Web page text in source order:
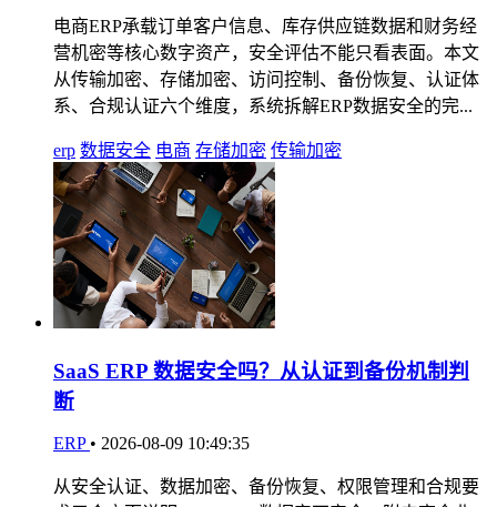
电商ERP承载订单客户信息、库存供应链数据和财务经
营机密等核心数字资产，安全评估不能只看表面。本文
从传输加密、存储加密、访问控制、备份恢复、认证体
系、合规认证六个维度，系统拆解ERP数据安全的完...
erp 数据安全 电商 存储加密 传输加密
SaaS ERP 数据安全吗？从认证到备份机制判
断
ERP • 2026-08-09 10:49:35
从安全认证、数据加密、备份恢复、权限管理和合规要